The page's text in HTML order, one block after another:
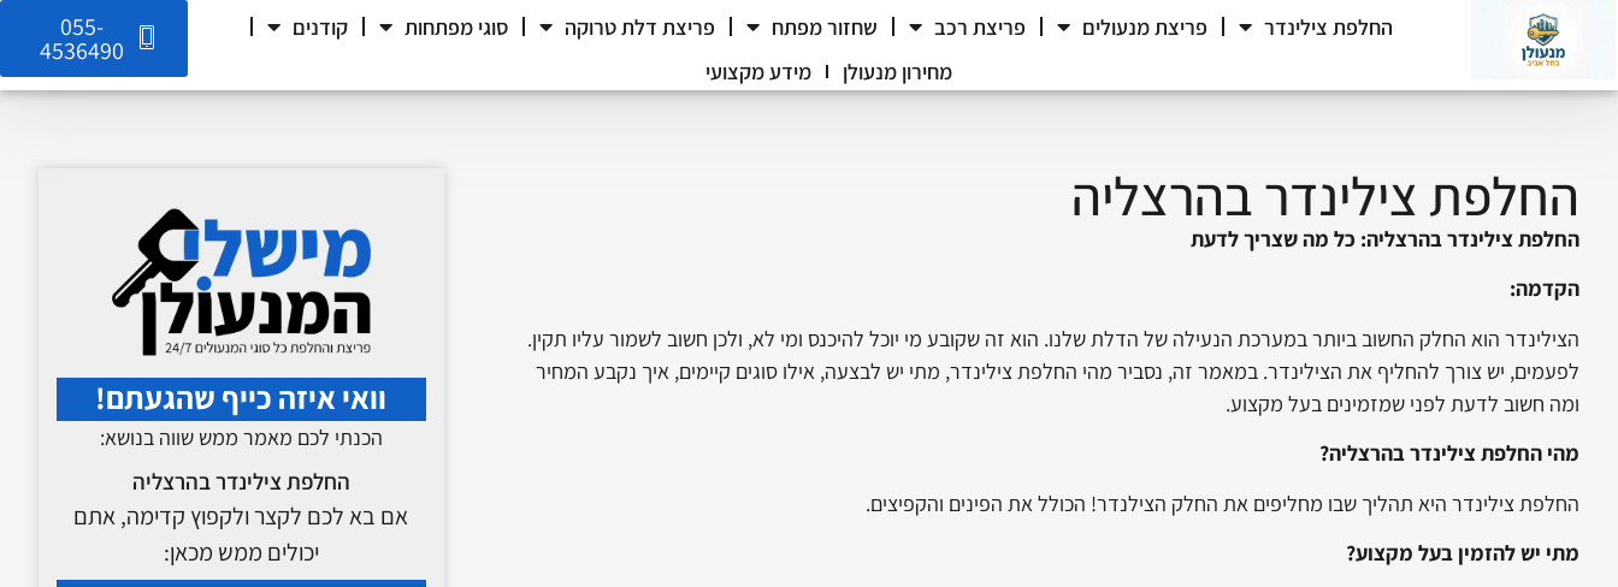
החלפת צילינדר פריצת מנעולים פריצת רכב שחזור מפתח פריצת דלת טרוקה סוגי מפתחות
קודנים
מחירון מנעולן
מידע מקצועי
055-
4536490
החלפת צילינדר בהרצליה
החלפת צילינדר בהרצליה: כל מה שצריך לדעת
הקדמה:
הצילינדר הוא החלק החשוב ביותר במערכת הנעילה של הדלת שלנו. הוא זה שקובע מי יוכל להיכנס ומי לא, ולכן חשוב לשמור עליו תקין.
לפעמים, יש צורך להחליף את הצילינדר. במאמר זה, נסביר מהי החלפת צילינדר, מתי יש לבצעה, אילו סוגים קיימים, איך נקבע המחיר
ומה חשוב לדעת לפני שמזמינים בעל מקצוע.
מהי החלפת צילינדר בהרצליה?
החלפת צילינדר היא תהליך שבו מחליפים את החלק הצילנדר! הכולל את הפינים והקפיצים.
מתי יש להזמין בעל מקצוע?
וואי איזה כייף שהגעתם!
הכנתי לכם מאמר ממש שווה בנושא:
החלפת צילינדר בהרצליה
אם בא לכם לקצר ולקפוץ קדימה, אתם
יכולים ממש מכאן: